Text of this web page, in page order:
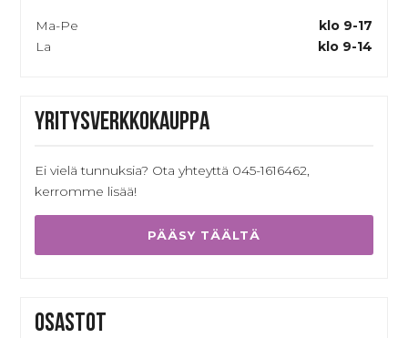
Ma-Pe
klo 9-17
La
klo 9-14
Yritysverkkokauppa
Ei vielä tunnuksia? Ota yhteyttä 045-1616462,
kerromme lisää!
PÄÄSY TÄÄLTÄ
Osastot